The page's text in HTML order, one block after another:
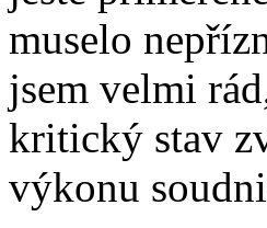
muselo
jsem velmi
kritický stav
výkonu